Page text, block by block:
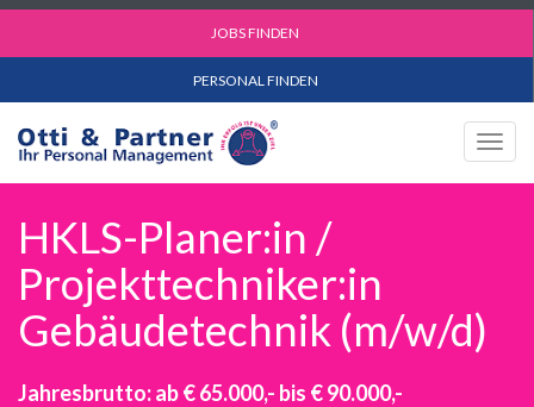
JOBS FINDEN
PERSONAL FINDEN
HKLS-Planer:in /
Projekttechniker:in
Gebäudetechnik (m/w/d)
Jahresbrutto: ab € 65.000,- bis € 90.000,-